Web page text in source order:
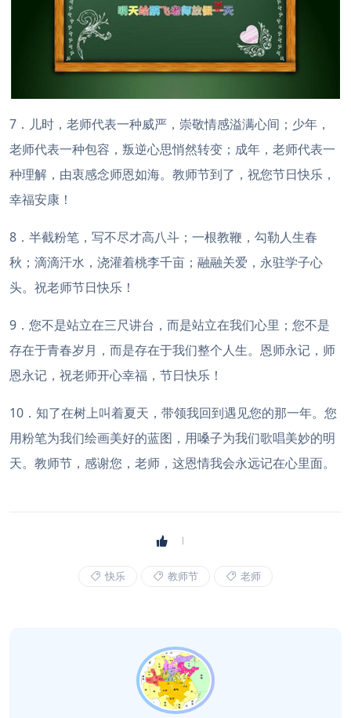
7．儿时，老师代表一种威严，崇敬情感溢满心间；少年，
老师代表一种包容，叛逆心思悄然转变；成年，老师代表一
种理解，由衷感念师恩如海。教师节到了，祝您节日快乐，
幸福安康！
8．半截粉笔，写不尽才高八斗；一根教鞭，勾勒人生春
秋；滴滴汗水，浇灌着桃李千亩；融融关爱，永驻学子心
头。祝老师节日快乐！
9．您不是站立在三尺讲台，而是站立在我们心里；您不是
存在于青春岁月，而是存在于我们整个人生。恩师永记，师
恩永记，祝老师开心幸福，节日快乐！
10．知了在树上叫着夏天，带领我回到遇见您的那一年。您
用粉笔为我们绘画美好的蓝图，用嗓子为我们歌唱美妙的明
天。教师节，感谢您，老师，这恩情我会永远记在心里面。
快乐 教师节 老师